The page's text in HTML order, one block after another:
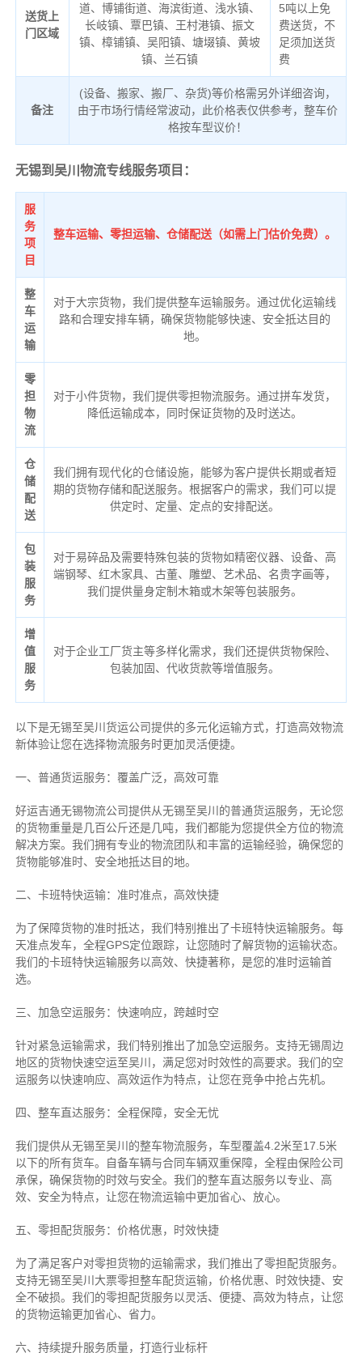
送货上
门区域
道、博铺街道、海滨街道、浅水镇、
长岐镇、覃巴镇、王村港镇、振文
镇、樟铺镇、吴阳镇、塘㙍镇、黄坡
镇、兰石镇
5吨以上免
费送货，不
足须加送货
费
备注
(设备、搬家、搬厂、杂货)等价格需另外详细咨询，
由于市场行情经常波动，此价格表仅供参考，整车价
格按车型议价！
无锡到吴川物流专线服务项目：
服
务
项
目
整车运输、零担运输、仓储配送（如需上门估价免费）。
整
车
运
输
对于大宗货物，我们提供整车运输服务。通过优化运输线
路和合理安排车辆，确保货物能够快速、安全抵达目的
地。
零
担
物
流
对于小件货物，我们提供零担物流服务。通过拼车发货，
降低运输成本，同时保证货物的及时送达。
仓
储
配
送
我们拥有现代化的仓储设施，能够为客户提供长期或者短
期的货物存储和配送服务。根据客户的需求，我们可以提
供定时、定量、定点的安排配送。
包
装
服
务
对于易碎品及需要特殊包装的货物如精密仪器、设备、高
端钢琴、红木家具、古董、雕塑、艺术品、名贵字画等，
我们提供量身定制木箱或木架等包装服务。
增
值
服
务
对于企业工厂货主等多样化需求，我们还提供货物保险、
包装加固、代收货款等增值服务。
以下是无锡至吴川货运公司提供的多元化运输方式，打造高效物流
新体验让您在选择物流服务时更加灵活便捷。
一、普通货运服务：覆盖广泛，高效可靠
好运吉通无锡物流公司提供从无锡至吴川的普通货运服务，无论您
的货物重量是几百公斤还是几吨，我们都能为您提供全方位的物流
解决方案。我们拥有专业的物流团队和丰富的运输经验，确保您的
货物能够准时、安全地抵达目的地。
二、卡班特快运输：准时准点，高效快捷
为了保障货物的准时抵达，我们特别推出了卡班特快运输服务。每
天准点发车，全程GPS定位跟踪，让您随时了解货物的运输状态。
我们的卡班特快运输服务以高效、快捷著称，是您的准时运输首
选。
三、加急空运服务：快速响应，跨越时空
针对紧急运输需求，我们特别推出了加急空运服务。支持无锡周边
地区的货物快速空运至吴川，满足您对时效性的高要求。我们的空
运服务以快速响应、高效运作为特点，让您在竞争中抢占先机。
四、整车直达服务：全程保障，安全无忧
我们提供从无锡至吴川的整车物流服务，车型覆盖4.2米至17.5米
以下的所有货车。自备车辆与合同车辆双重保障，全程由保险公司
承保，确保货物的时效与安全。我们的整车直达服务以专业、高
效、安全为特点，让您在物流运输中更加省心、放心。
五、零担配货服务：价格优惠，时效快捷
为了满足客户对零担货物的运输需求，我们推出了零担配货服务。
支持无锡至吴川大票零担整车配货运输，价格优惠、时效快捷、安
全不破损。我们的零担配货服务以灵活、便捷、高效为特点，让您
的货物运输更加省心、省力。
六、持续提升服务质量，打造行业标杆